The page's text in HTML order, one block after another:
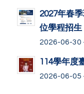
2027年春
位學程招生
2026-06-30
114學年度
2026-06-05